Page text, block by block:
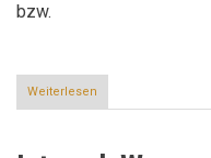
bzw.
Weiterlesen
Wassermelone,